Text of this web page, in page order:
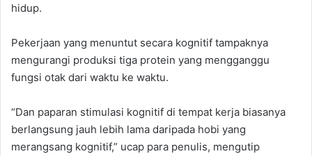
hidup.
Pekerjaan yang menuntut secara kognitif tampaknya
mengurangi produksi tiga protein yang mengganggu
fungsi otak dari waktu ke waktu.
“Dan paparan stimulasi kognitif di tempat kerja biasanya
berlangsung jauh lebih lama daripada hobi yang
merangsang kognitif,” ucap para penulis, mengutip